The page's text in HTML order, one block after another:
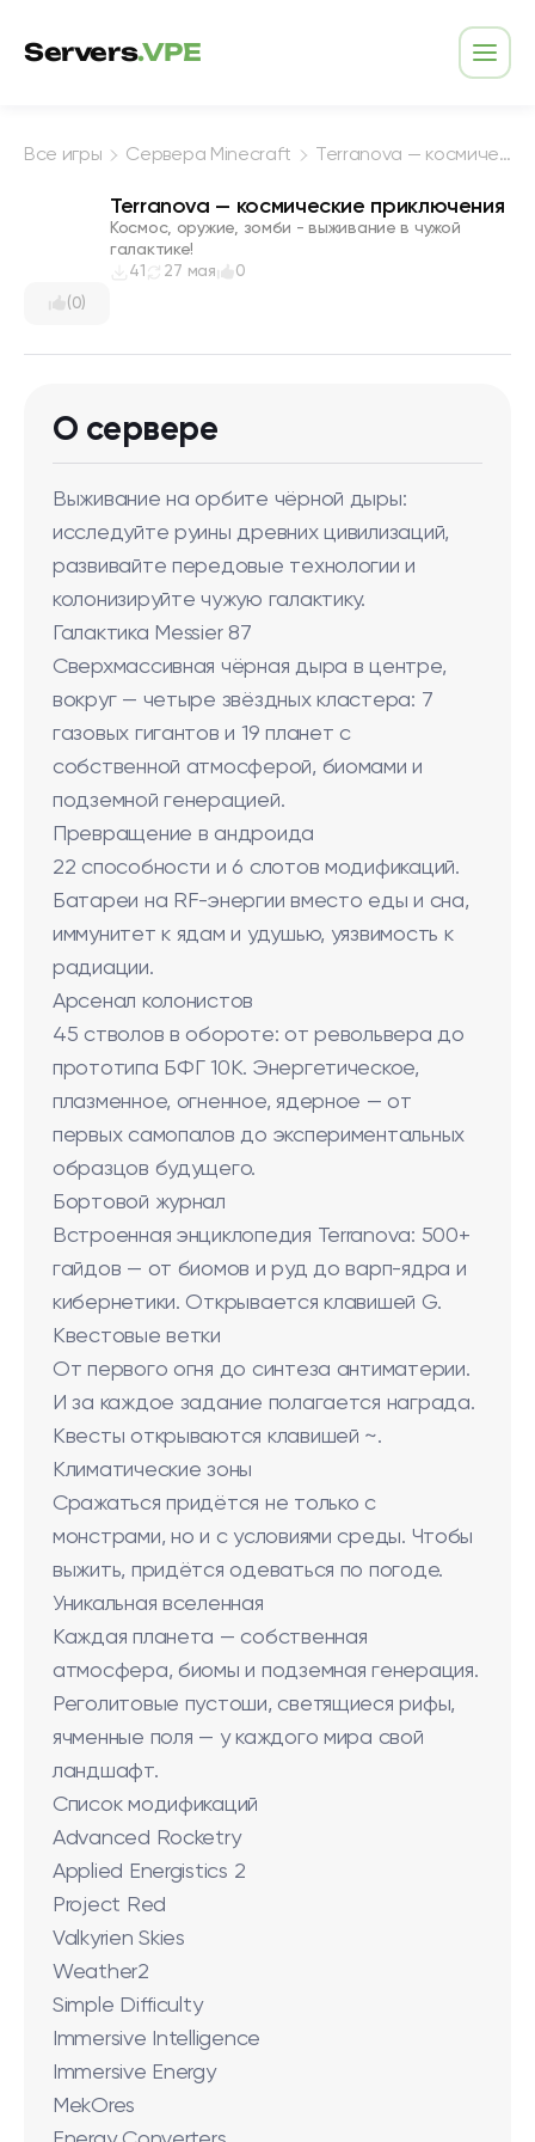
Servers.VPE
Все игры Сервера Minecraft Terranova — космические приключения
(0)
Terranova — космические приключения
Космос, оружие, зомби - выживание в чужой
галактике!
41
27 мая 0
О сервере
Выживание на орбите чёрной дыры:
исследуйте руины древних цивилизаций,
развивайте передовые технологии и
колонизируйте чужую галактику.
Галактика Messier 87
Сверхмассивная чёрная дыра в центре,
вокруг — четыре звёздных кластера: 7
газовых гигантов и 19 планет с
собственной атмосферой, биомами и
подземной генерацией.
Превращение в андроида
22 способности и 6 слотов модификаций.
Батареи на RF-энергии вместо еды и сна,
иммунитет к ядам и удушью, уязвимость к
радиации.
Арсенал колонистов
45 стволов в обороте: от револьвера до
прототипа БФГ 10K. Энергетическое,
плазменное, огненное, ядерное — от
первых самопалов до экспериментальных
образцов будущего.
Бортовой журнал
Встроенная энциклопедия Terranova: 500+
гайдов — от биомов и руд до варп-ядра и
кибернетики. Открывается клавишей G.
Квестовые ветки
От первого огня до синтеза антиматерии.
И за каждое задание полагается награда.
Квесты открываются клавишей ~.
Климатические зоны
Сражаться придётся не только с
монстрами, но и с условиями среды. Чтобы
выжить, придётся одеваться по погоде.
Уникальная вселенная
Каждая планета — собственная
атмосфера, биомы и подземная генерация.
Реголитовые пустоши, светящиеся рифы,
ячменные поля — у каждого мира свой
ландшафт.
Список модификаций
Advanced Rocketry
Applied Energistics 2
Project Red
Valkyrien Skies
Weather2
Simple Difficulty
Immersive Intelligence
Immersive Energy
MekOres